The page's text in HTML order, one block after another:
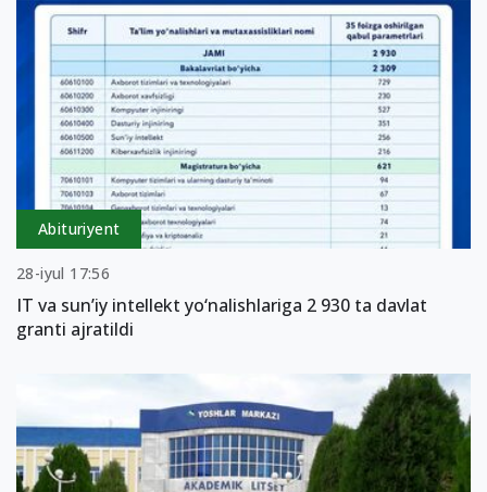
Abituriyent
28-iyul 17:56
IT va sun’iy intellekt yo‘nalishlariga 2 930 ta davlat
granti ajratildi